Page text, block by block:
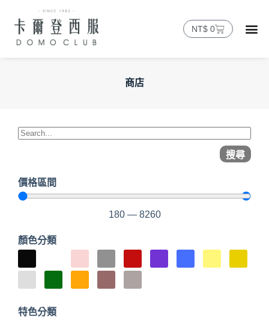
NT$ 0
商店
搜尋
價格區間
180 — 8260
顏色分類
特色分類